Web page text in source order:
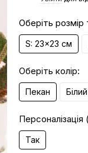
Оберіть
S: 23x23 см
Оберіть колір:
Пекан Білий
Так